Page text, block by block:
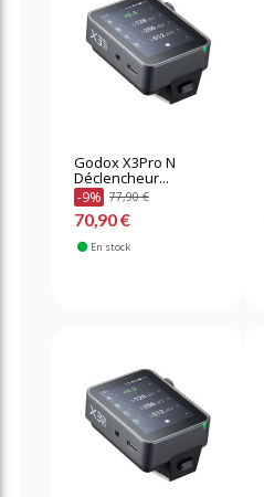
Godox X3Pro N
Déclencheur...
-9% 77,90 €
70,90 €
En stock